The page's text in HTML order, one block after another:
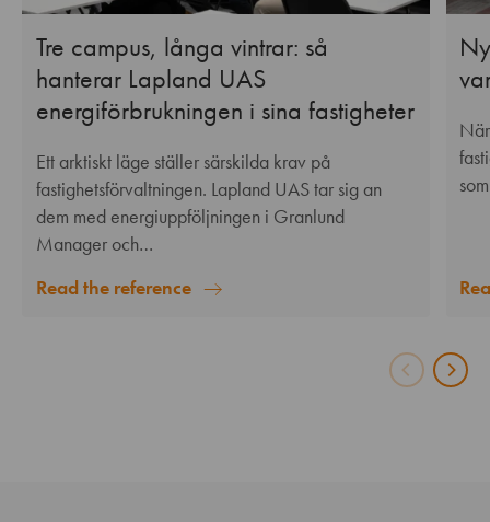
Tre campus, långa vintrar: så
hanterar Lapland UAS
energiförbrukningen i sina fastigheter
Ett arktiskt läge ställer särskilda krav på
fastighetsförvaltningen. Lapland UAS tar sig an
dem med energiuppföljningen i Granlund
Manager och…
Read the reference